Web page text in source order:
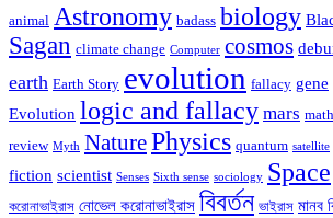
animal Astronomy badass biology
Sagan climate change Computer cosmos
earth Earth Story evolution fallacy gene
Evolution logic and fallacy mars math
review Myth NaturePhysics quantum satellite
fiction scientist Senses Sixth sense sociology Space
করোনাভাইরাস নোভেল করোনাভাইরাস বিবর্তন ভাইরাস মানব